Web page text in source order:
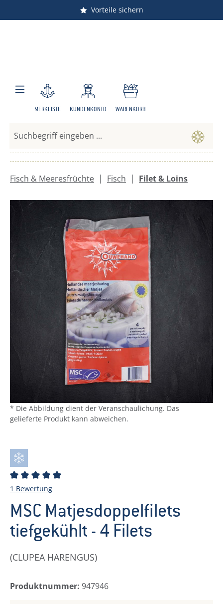
Zum Hauptinhalt springen
Vorteile sichern
MERKLISTE KUNDENKONTO WARENKORB
Fisch & Meeresfrüchte | Fisch | Filet & Loins
Bildergalerie überspringen
* Die Abbildung dient der Veranschaulichung. Das
gelieferte Produkt kann abweichen.
Durchschnittliche Bewertung von 5 von 5 Sternen
1 Bewertung
MSC Matjesdoppelfilets
tiefgekühlt - 4 Filets
(CLUPEA HARENGUS)
Produktnummer: 947946